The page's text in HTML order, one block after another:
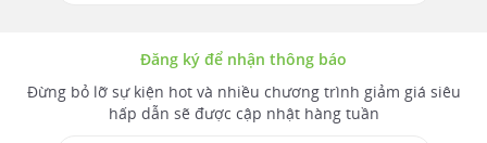
Đăng ký để nhận thông báo
Đừng bỏ lỡ sự kiện hot và nhiều chương trình giảm giá siêu
hấp dẫn sẽ được cập nhật hàng tuần